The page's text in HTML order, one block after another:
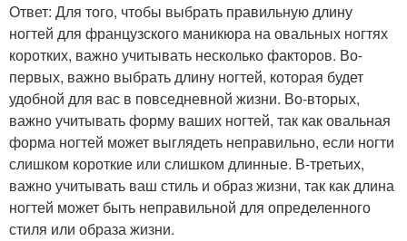
Ответ: Для того, чтобы выбрать правильную длину
ногтей для французского маникюра на овальных ногтях
коротких, важно учитывать несколько факторов. Во-
первых, важно выбрать длину ногтей, которая будет
удобной для вас в повседневной жизни. Во-вторых,
важно учитывать форму ваших ногтей, так как овальная
форма ногтей может выглядеть неправильно, если ногти
слишком короткие или слишком длинные. В-третьих,
важно учитывать ваш стиль и образ жизни, так как длина
ногтей может быть неправильной для определенного
стиля или образа жизни.